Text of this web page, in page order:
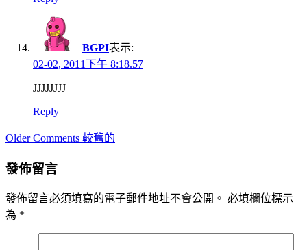
BGPI表示:
02-02, 2011下午 8:18.57
JJJJJJJJ
Reply
Comment
Older Comments 較舊的
發佈留言
發佈留言必須填寫的電子郵件地址不會公開。 必填欄位標示
為 *